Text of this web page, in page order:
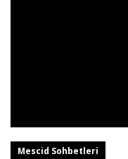
Mescid Sohbetleri